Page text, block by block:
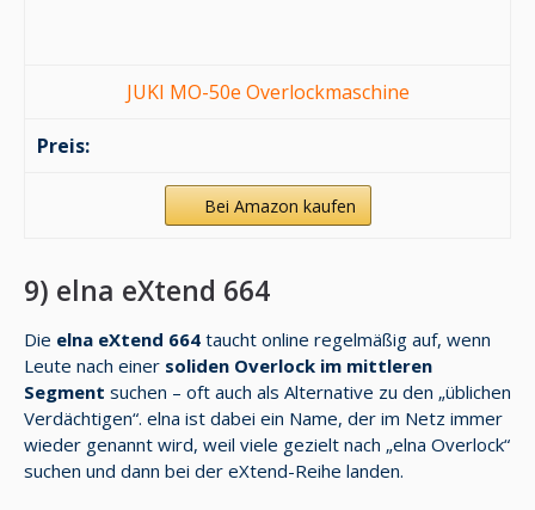
JUKI MO-50e Overlockmaschine
Bei Amazon kaufen
9) elna eXtend 664
Die elna eXtend 664 taucht online regelmäßig auf, wenn
Leute nach einer soliden Overlock im mittleren
Segment suchen – oft auch als Alternative zu den „üblichen
Verdächtigen“. elna ist dabei ein Name, der im Netz immer
wieder genannt wird, weil viele gezielt nach „elna Overlock“
suchen und dann bei der eXtend-Reihe landen.